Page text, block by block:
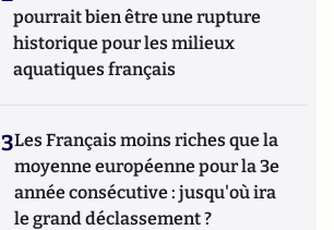
pourrait bien être une rupture
historique pour les milieux
aquatiques français
3Les Français moins riches que la
moyenne européenne pour la 3e
année consécutive : jusqu'où ira
le grand déclassement ?